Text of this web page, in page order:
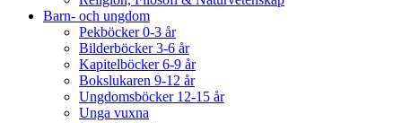
Barn- och ungdom
Pekböcker 0-3 år
Bilderböcker 3-6 år
Kapitelböcker 6-9 år
Bokslukaren 9-12 år
Ungdomsböcker 12-15 år
Unga vuxna